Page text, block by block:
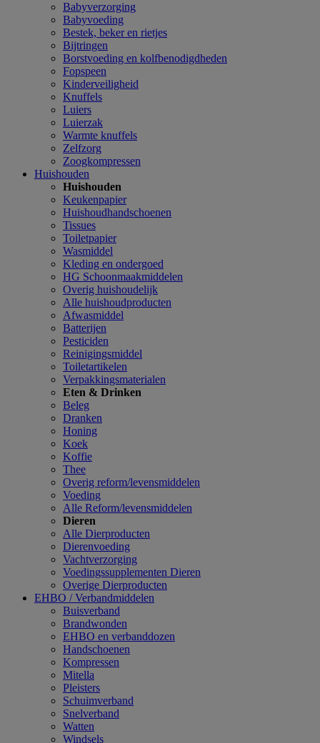
Babyverzorging
Babyvoeding
Bestek, beker en rietjes
Bijtringen
Borstvoeding en kolfbenodigdheden
Fopspeen
Kinderveiligheid
Knuffels
Luiers
Luierzak
Warmte knuffels
Zelfzorg
Zoogkompressen
Huishouden
Huishouden
Keukenpapier
Huishoudhandschoenen
Tissues
Toiletpapier
Wasmiddel
Kleding en ondergoed
HG Schoonmaakmiddelen
Overig huishoudelijk
Alle huishoudproducten
Afwasmiddel
Batterijen
Pesticiden
Reinigingsmiddel
Toiletartikelen
Verpakkingsmaterialen
Eten & Drinken
Beleg
Dranken
Honing
Koek
Koffie
Thee
Overig reform/levensmiddelen
Voeding
Alle Reform/levensmiddelen
Dieren
Alle Dierproducten
Dierenvoeding
Vachtverzorging
Voedingssupplementen Dieren
Overige Dierproducten
EHBO / Verbandmiddelen
Buisverband
Brandwonden
EHBO en verbanddozen
Handschoenen
Kompressen
Mitella
Pleisters
Schuimverband
Snelverband
Watten
Windsels